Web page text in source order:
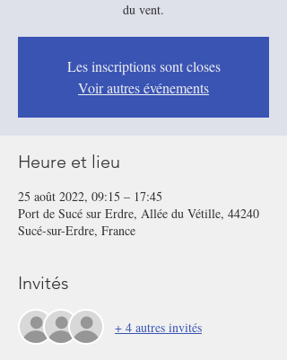
Les inscriptions sont closes
Voir autres événements
Heure et lieu
25 août 2022, 09:15 – 17:45
Port de Sucé sur Erdre, Allée du Vétille, 44240
Sucé-sur-Erdre, France
Invités
+ 4 autres invités